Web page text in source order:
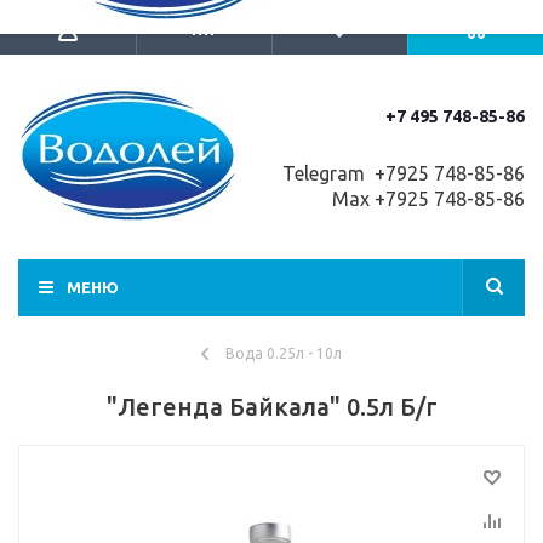
+7 495 748-85-86
Telegram +7925 748-85-86
Max +7925 748-85-86
МЕНЮ
Вода 0.25л - 10л
"Легенда Байкала" 0.5л Б/г